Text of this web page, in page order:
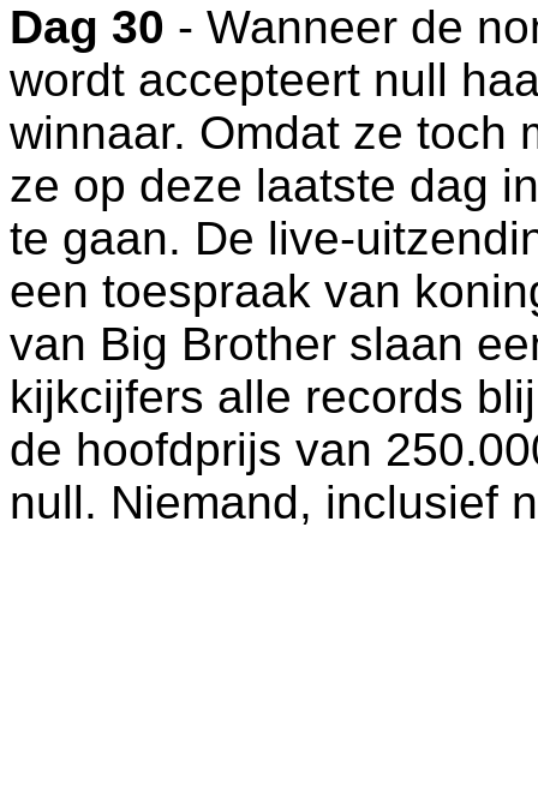
Dag 30 - Wanneer de
wordt accepteert null
winnaar. Omdat ze toch
ze op deze laatste dag
te gaan. De live-
een toespraak van
van Big Brother slaan
kijkcijfers alle records
de hoofdprijs van
null. Niemand, inclusief